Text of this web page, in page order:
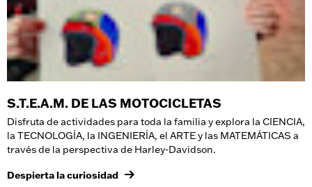
S.T.E.A.M. DE LAS MOTOCICLETAS
Disfruta de actividades para toda la familia y explora la CIENCIA,
la TECNOLOGÍA, la INGENIERÍA, el ARTE y las MATEMÁTICAS a
través de la perspectiva de Harley-Davidson.
Despierta la curiosidad